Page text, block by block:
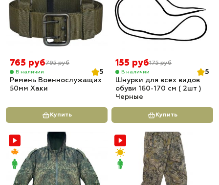
765 руб795 руб
В наличии
5
Ремень Военнослужащих
50мм Хаки
Купить
155 руб175 руб
В наличии
5
Шнурки для всех видов
обуви 160-170 см ( 2шт )
Черные
Купить